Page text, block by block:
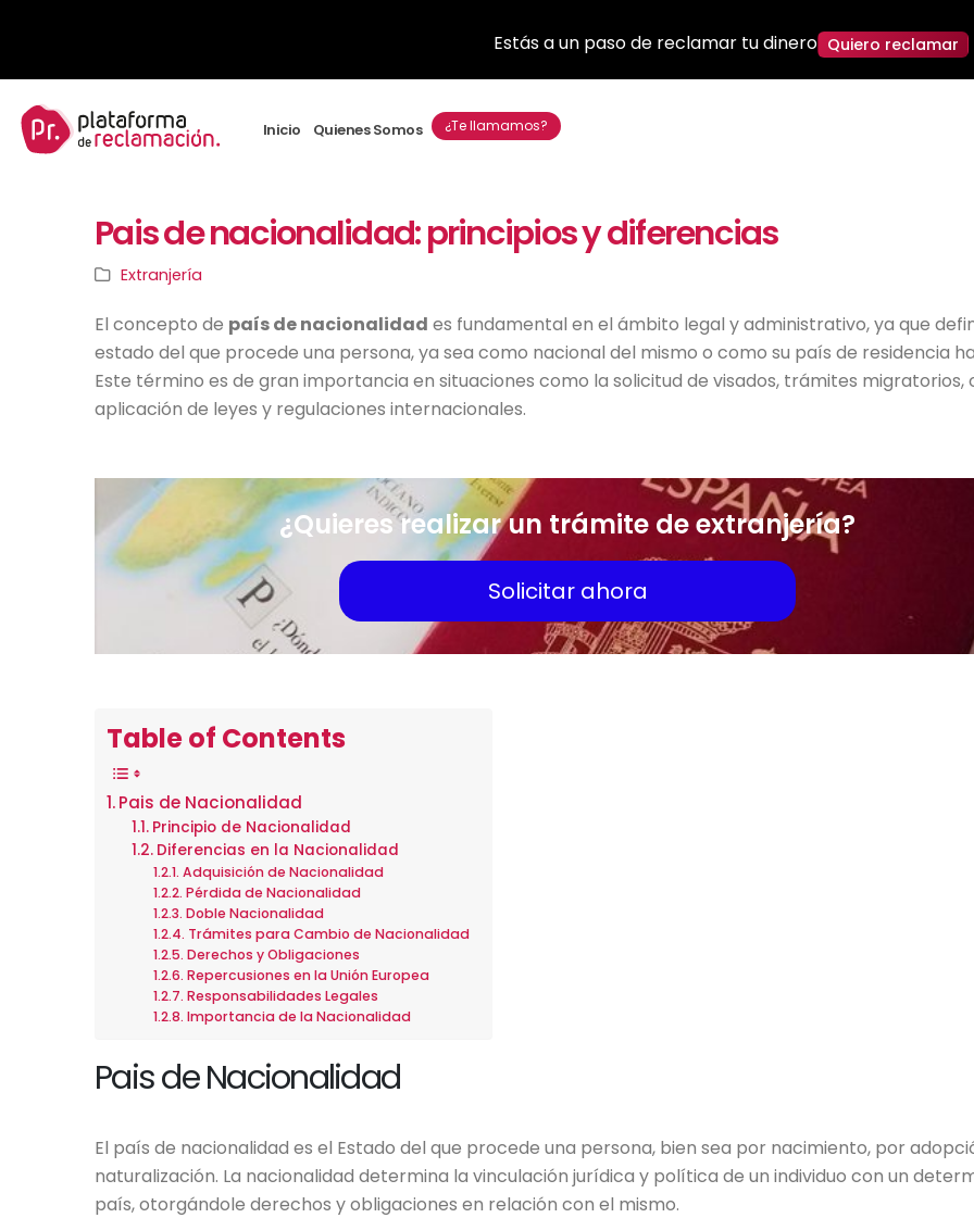
Estás a un paso de reclamar tu dinero Quiero reclamar
Inicio Quienes Somos ¿Te llamamos?
Pais de nacionalidad: principios y diferencias
Extranjería
El concepto de país de nacionalidad es fundamental en el ámbito legal y administrativo, ya que
estado del que procede una persona, ya sea como nacional del mismo o como su país de residencia
Este término es de gran importancia en situaciones como la solicitud de visados, trámites migratorios,
aplicación de leyes y regulaciones internacionales.
¿Quieres realizar un trámite de extranjería?
Solicitar ahora
Table of Contents
Pais de Nacionalidad
Principio de Nacionalidad
Diferencias en la Nacionalidad
Adquisición de Nacionalidad
Pérdida de Nacionalidad
Doble Nacionalidad
Trámites para Cambio de Nacionalidad
Derechos y Obligaciones
Repercusiones en la Unión Europea
Responsabilidades Legales
Importancia de la Nacionalidad
Pais de Nacionalidad
El país de nacionalidad es el Estado del que procede una persona, bien sea por nacimiento, por
naturalización. La nacionalidad determina la vinculación jurídica y política de un individuo con un
país, otorgándole derechos y obligaciones en relación con el mismo.